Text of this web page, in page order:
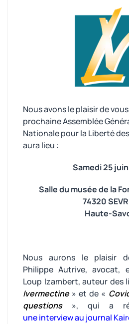
Nous avons le plaisir de
prochaine Assemblée
Nationale pour la Liberté
aura lieu :
Samedi 25
Salle du musée de la
74320
Haute-
Nous aurons le plaisir
Philippe Autrive, avocat,
Loup Izambert, auteur des
Ivermectine» et de «
questions», qui a
une interview au journal